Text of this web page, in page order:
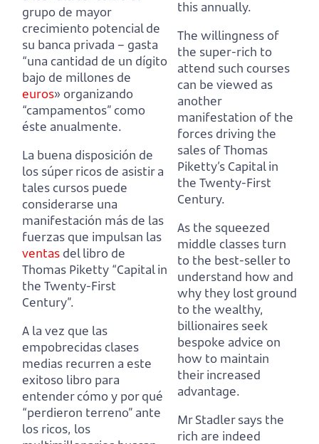
grupo de mayor
crecimiento potencial de
su banca privada – gasta
“una cantidad de un dígito
bajo de millones de
euros» organizando
“campamentos” como
éste anualmente.
La buena disposición de
los súper ricos de asistir a
tales cursos puede
considerarse una
manifestación más de las
fuerzas que impulsan las
ventas del libro de
Thomas Piketty “Capital in
the Twenty-First
Century”.
A la vez que las
empobrecidas clases
medias recurren a este
exitoso libro para
entender cómo y por qué
“perdieron terreno” ante
los ricos, los
this annually.
The willingness of
the super-rich to
attend such courses
can be viewed as
another
manifestation of the
forces driving the
sales of Thomas
Piketty’s Capital in
the Twenty-First
Century.
As the squeezed
middle classes turn
to the best-seller to
understand how and
why they lost ground
to the wealthy,
billionaires seek
bespoke advice on
how to maintain
their increased
advantage.
Mr Stadler says the
rich are indeed